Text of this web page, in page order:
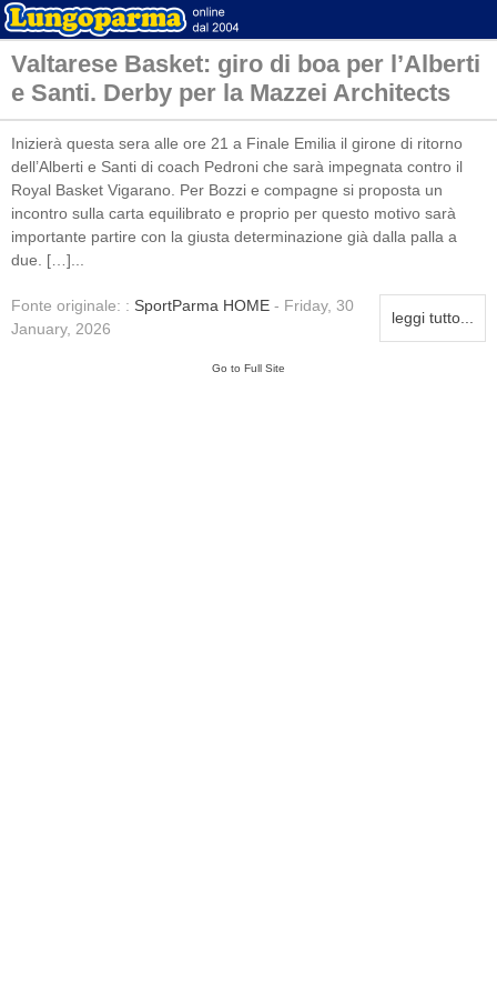
Valtarese Basket: giro di boa per l’Alberti
e Santi. Derby per la Mazzei Architects
Inizierà questa sera alle ore 21 a Finale Emilia il girone di ritorno
dell’Alberti e Santi di coach Pedroni che sarà impegnata contro il
Royal Basket Vigarano. Per Bozzi e compagne si proposta un
incontro sulla carta equilibrato e proprio per questo motivo sarà
importante partire con la giusta determinazione già dalla palla a
due. […]...
leggi tutto...
Fonte originale: : SportParma HOME - Friday, 30
January, 2026
Go to Full Site